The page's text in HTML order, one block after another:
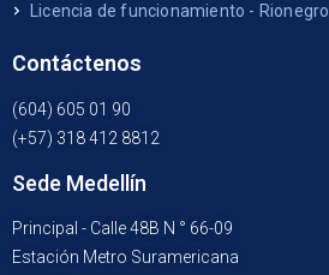
Licencia de funcionamiento - Rionegro
Contáctenos
(604) 605 01 90
(+57) 318 412 8812
Sede Medellín
Principal - Calle 48B N ° 66-09
Estación Metro Suramericana